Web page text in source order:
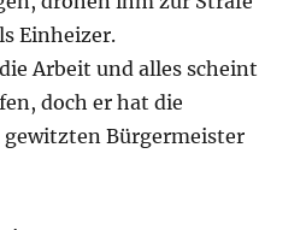
Einheizer.
Arbeit und alles scheint
doch er hat die
gewitzten Bürgermeister